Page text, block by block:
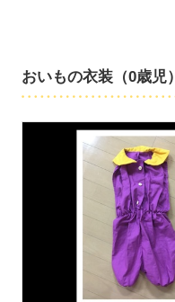
おいもの衣装（0歳児）